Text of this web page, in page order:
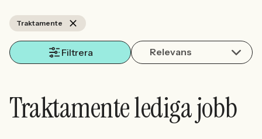
Sök med AI
Traktamente
Filtrera Relevans
Traktamente lediga jobb